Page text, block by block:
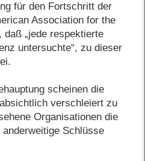
für den Fortschritt der
Association for the
„jede respektierte
untersuchte“, zu dieser
scheinen die
verschleiert zu
Organisationen die
Schlüsse